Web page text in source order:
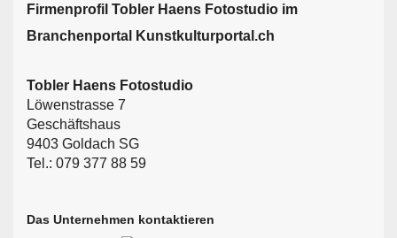
Firmen­profil Tobler Haens Fotostudio im
Branchen­portal Kunstkulturportal.ch
Tobler Haens Fotostudio
Löwenstrasse 7
Geschäftshaus
9403 Goldach SG
Tel.: 079 377 88 59
Das Unternehmen kontaktieren